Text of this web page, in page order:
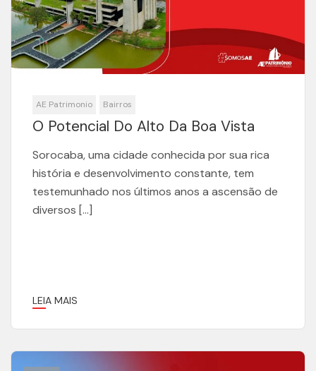
AE Patrimonio Bairros
O Potencial Do Alto Da Boa Vista
Sorocaba, uma cidade conhecida por sua rica
história e desenvolvimento constante, tem
testemunhado nos últimos anos a ascensão de
diversos […]
LEIA MAIS